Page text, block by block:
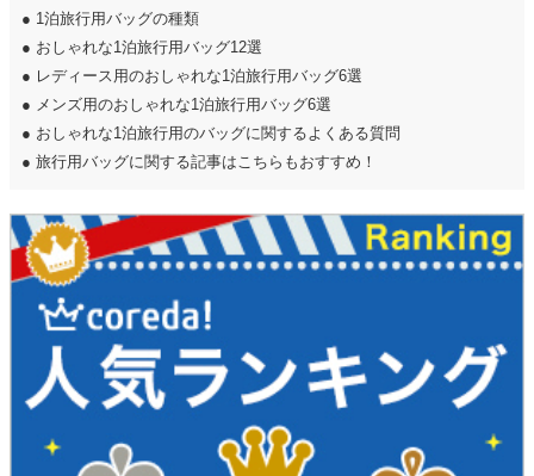
● 1泊旅行用バッグの種類
● おしゃれな1泊旅行用バッグ12選
● レディース用のおしゃれな1泊旅行用バッグ6選
● メンズ用のおしゃれな1泊旅行用バッグ6選
● おしゃれな1泊旅行用のバッグに関するよくある質問
● 旅行用バッグに関する記事はこちらもおすすめ！